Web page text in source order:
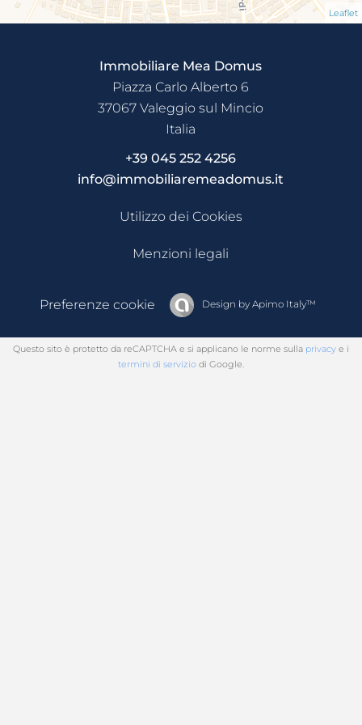
Leaflet
Immobiliare Mea Domus
Piazza Carlo Alberto 6
37067 Valeggio sul Mincio
Italia
+39 045 252 4256
info@immobiliaremeadomus.it
Utilizzo dei Cookies
Menzioni legali
Preferenze cookie Design by Apimo Italy™
Questo sito è protetto da reCAPTCHA e si applicano le norme sulla privacy e i
termini di servizio di Google.